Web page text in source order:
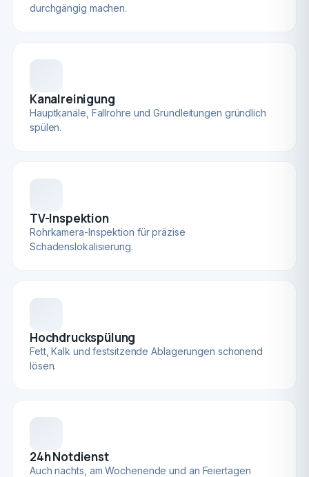
durchgängig machen.
Kanalreinigung
Hauptkanäle, Fallrohre und Grundleitungen gründlich
spülen.
TV-Inspektion
Rohrkamera-Inspektion für präzise
Schadenslokalisierung.
Hochdruckspülung
Fett, Kalk und festsitzende Ablagerungen schonend
lösen.
24h Notdienst
Auch nachts, am Wochenende und an Feiertagen